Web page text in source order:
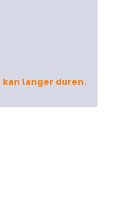
langer duren.